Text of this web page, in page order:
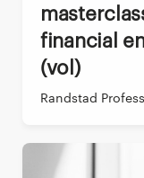
Masterclass Best in Finance | De
financial
(vol)
Randstad